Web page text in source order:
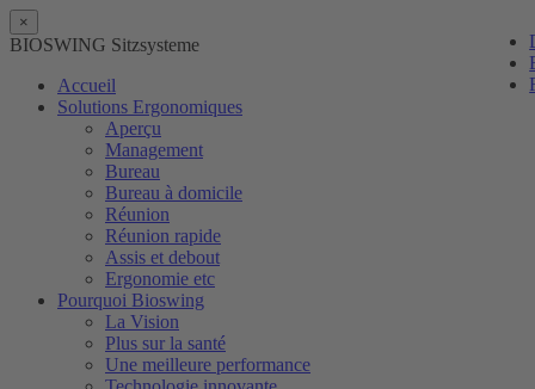
×
BIOSWING Sitzsysteme
Accueil
Solutions Ergonomiques
Aperçu
Management
Bureau
Bureau à domicile
Réunion
Réunion rapide
Assis et debout
Ergonomie etc
Pourquoi Bioswing
La Vision
Plus sur la santé
Une meilleure performance